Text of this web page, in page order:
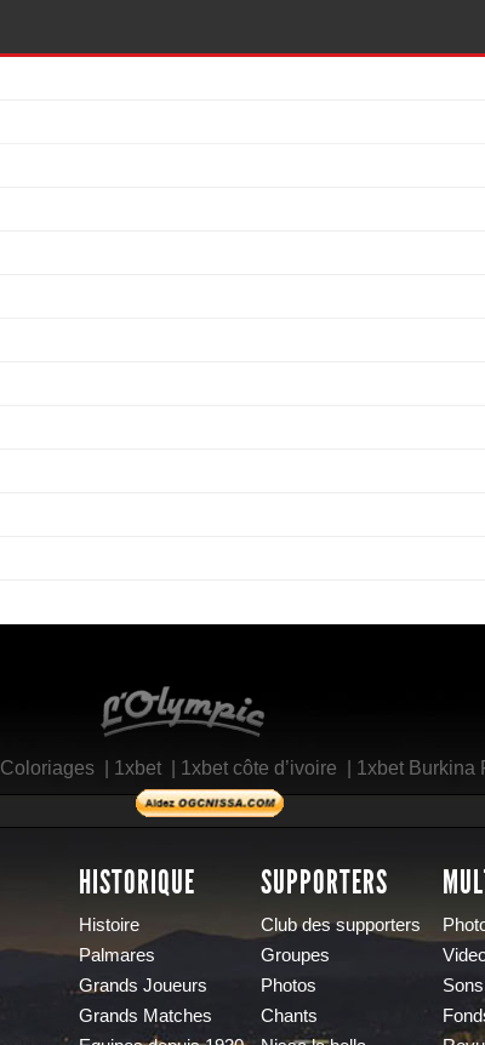
Coloriages| 1xbet| 1xbet côte d’ivoire 1xbet Burkina
HISTORIQUE
Histoire
Palmares
Grands Joueurs
Grands Matches
SUPPORTERS
Club des supporters
Groupes
Photos
Chants
Sons